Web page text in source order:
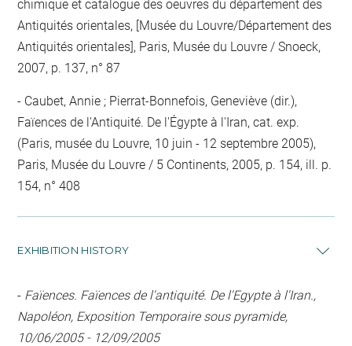
chimique et catalogue des oeuvres du département des
Antiquités orientales, [Musée du Louvre/Département des
Antiquités orientales], Paris, Musée du Louvre / Snoeck,
2007, p. 137, n° 87
Caubet, Annie ; Pierrat-Bonnefois, Geneviève (dir.),
Faïences de l'Antiquité. De l'Égypte à l'Iran, cat. exp.
(Paris, musée du Louvre, 10 juin - 12 septembre 2005),
Paris, Musée du Louvre / 5 Continents, 2005, p. 154, ill. p.
154, n° 408
EXHIBITION HISTORY
- Faïences. Faïences de l'antiquité. De l'Egypte à l'Iran.,
Napoléon, Exposition Temporaire sous pyramide,
10/06/2005 - 12/09/2005